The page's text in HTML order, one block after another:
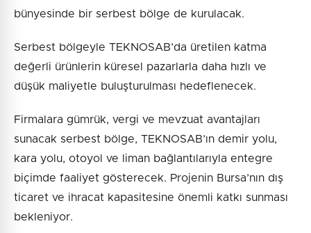
bünyesinde bir serbest bölge de kurulacak.
Serbest bölgeyle TEKNOSAB’da üretilen katma
değerli ürünlerin küresel pazarlarla daha hızlı ve
düşük maliyetle buluşturulması hedeflenecek.
Firmalara gümrük, vergi ve mevzuat avantajları
sunacak serbest bölge, TEKNOSAB’ın demir yolu,
kara yolu, otoyol ve liman bağlantılarıyla entegre
biçimde faaliyet gösterecek. Projenin Bursa’nın dış
ticaret ve ihracat kapasitesine önemli katkı sunması
bekleniyor.